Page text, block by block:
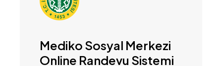
Mediko Sosyal Merkezi
Online Randevu Sistemi